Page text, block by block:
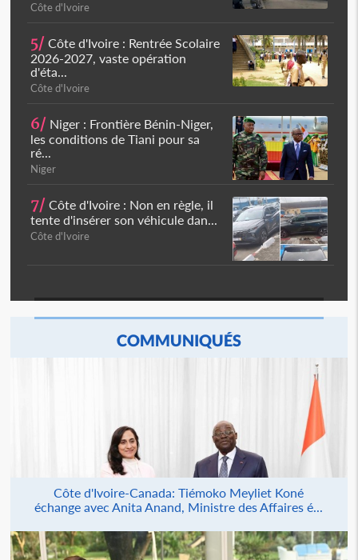
Côte d'Ivoire
5/ Côte d'Ivoire : Rentrée Scolaire
2026-2027, vaste opération
d'éta...
Côte d'Ivoire
6/ Niger : Frontière Bénin-Niger,
les conditions de Tiani pour sa
ré...
Niger
7/ Côte d'Ivoire : Non en règle, il
tente d'insérer son véhicule dan...
Côte d'Ivoire
COMMUNIQUÉS
Côte d'Ivoire-Canada: Tiémoko Meyliet Koné
échange avec Anita Anand, Ministre des Affaires é...